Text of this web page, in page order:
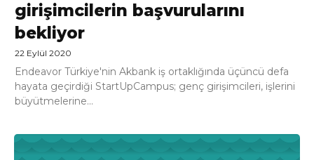
girişimcilerin başvurularını
bekliyor
22 Eylül 2020
Endeavor Türkiye'nin Akbank iş ortaklığında üçüncü defa
hayata geçirdiği StartUpCampus; genç girişimcileri, işlerini
büyütmelerine...